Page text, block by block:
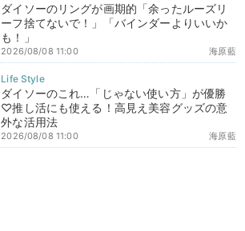
ダイソーのリングが画期的「余ったルーズリ
ーフ捨てないで！」「バインダーよりいいか
も！」
海原藍
2026/08/08 11:00
ダイソーのこれ…「じゃない使い方」が優勝
♡推し活にも使える！高見え美容グッズの意
外な活用法
海原藍
2026/08/08 11:00